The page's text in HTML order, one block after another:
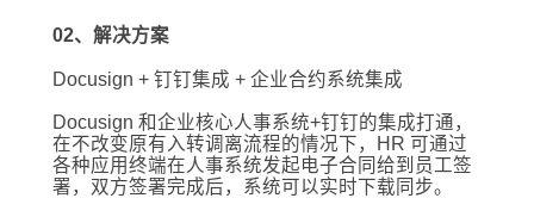
02、解决方案
Docusign + 钉钉集成 + 企业合约系统集成
Docusign 和企业核心人事系统+钉钉的集成打通，
在不改变原有入转调离流程的情况下，HR 可通过
各种应用终端在人事系统发起电子合同给到员工签
署，双方签署完成后，系统可以实时下载同步。